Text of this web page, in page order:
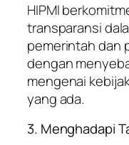
HIPMI
transparansi
pemerintah dan
dengan
mengenai
yang ada.
3. Menghadapi